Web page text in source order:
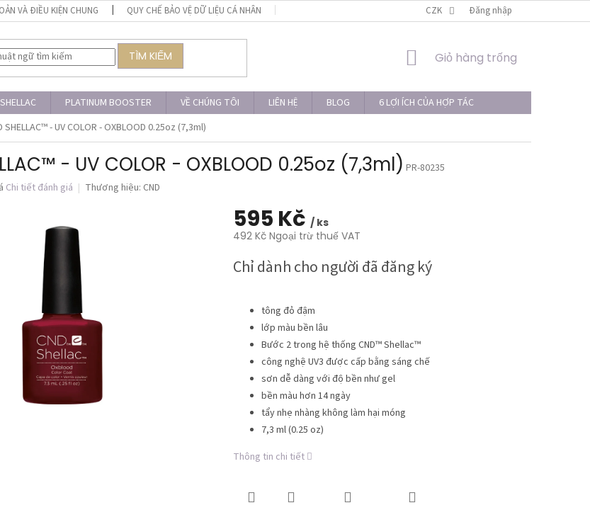
VÀ ĐIỀU KIỆN CHUNG QUY CHẾ BẢO VỆ DỮ LIỆU CÁ NHÂN CZK Đăng nhập
TÌM KIẾM
GIỎ
Giỏ hàng trống
PLATINUM BOOSTER VỀ CHÚNG TÔI LIÊN HỆ BLOG
6 LỢI ÍCH CỦA HỢP TÁC
SHELLAC™ - UV COLOR - OXBLOOD 0.25oz (7,3ml)
- UV COLOR - OXBLOOD 0.25oz (7,3ml) PR-80235
Chi tiết đánh giá Thương hiệu: CND
595 Kč / ks
492 Kč Ngoại trừ thuế VAT
đo
Chỉ dành cho người đã đăng ký
tông đỏ đậm
lớp màu bền lâu
Bước 2 trong hệ thống CND™ Shellac™
công nghệ UV3 được cấp bằng sáng chế
sơn dễ dàng với độ bền như gel
bền màu hơn 14 ngày
tẩy nhẹ nhàng không làm hại móng
7,3 ml (0.25 oz)
Thông tin chi tiết